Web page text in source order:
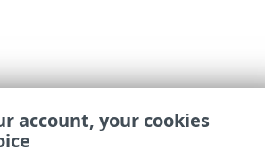
account, your cookies